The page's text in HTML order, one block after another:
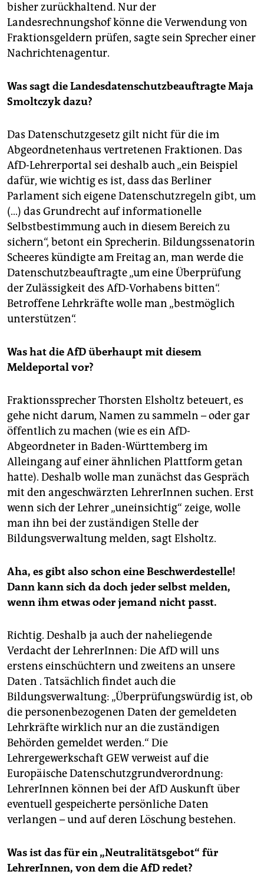
bisher zurückhaltend. Nur der
Landesrechnungshof könne die Verwendung von
Fraktionsgeldern prüfen, sagte sein Sprecher einer
Nachrichtenagentur.
Was sagt die Landesdatenschutzbeauftragte Maja
Smoltczyk dazu?
Das Datenschutzgesetz gilt nicht für die im
Abgeordnetenhaus vertretenen Fraktionen. Das
AfD-Lehrerportal sei deshalb auch „ein Beispiel
dafür, wie wichtig es ist, dass das Berliner
Parlament sich eigene Datenschutzregeln gibt, um
(…) das Grundrecht auf informationelle
Selbstbestimmung auch in diesem Bereich zu
sichern“, betont ein Sprecherin. Bildungssenatorin
Scheeres kündigte am Freitag an, man werde die
Datenschutzbeauftragte „um eine Überprüfung
der Zulässigkeit des AfD-Vorhabens bitten“.
Betroffene Lehrkräfte wolle man „bestmöglich
unterstützen“.
Was hat die AfD überhaupt mit diesem
Meldeportal vor?
Fraktionssprecher Thorsten Elsholtz beteuert, es
gehe nicht darum, Namen zu sammeln – oder gar
öffentlich zu machen (wie es ein AfD-
Abgeordneter in Baden-Württemberg im
Alleingang auf einer ähnlichen Plattform getan
hatte). Deshalb wolle man zunächst das Gespräch
mit den angeschwärzten LehrerInnen suchen. Erst
wenn sich der Lehrer „uneinsichtig“ zeige, wolle
man ihn bei der zuständigen Stelle der
Bildungsverwaltung melden, sagt Elsholtz.
Aha, es gibt also schon eine Beschwerdestelle!
Dann kann sich da doch jeder selbst melden,
wenn ihm etwas oder jemand nicht passt.
Richtig. Deshalb ja auch der naheliegende
Verdacht der LehrerInnen: Die AfD will uns
erstens einschüchtern und zweitens an unsere
Daten . Tatsächlich findet auch die
Bildungsverwaltung: „Überprüfungswürdig ist, ob
die personenbezogenen Daten der gemeldeten
Lehrkräfte wirklich nur an die zuständigen
Behörden gemeldet werden.“ Die
Lehrergewerkschaft GEW verweist auf die
Europäische Datenschutzgrundverordnung:
LehrerInnen können bei der AfD Auskunft über
eventuell gespeicherte persönliche Daten
verlangen – und auf deren Löschung bestehen.
Was ist das für ein „Neutralitätsgebot“ für
LehrerInnen, von dem die AfD redet?